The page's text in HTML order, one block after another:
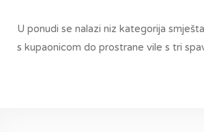
U ponudi se nalazi niz kategorija
s kupaonicom do prostrane vile s tri